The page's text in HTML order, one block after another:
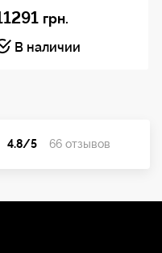
ИК управления
грн.
В наличии
4.8/5 66 отзывов